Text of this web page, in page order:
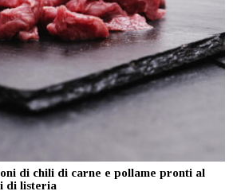
di chili di carne e pollame pronti al
di listeria